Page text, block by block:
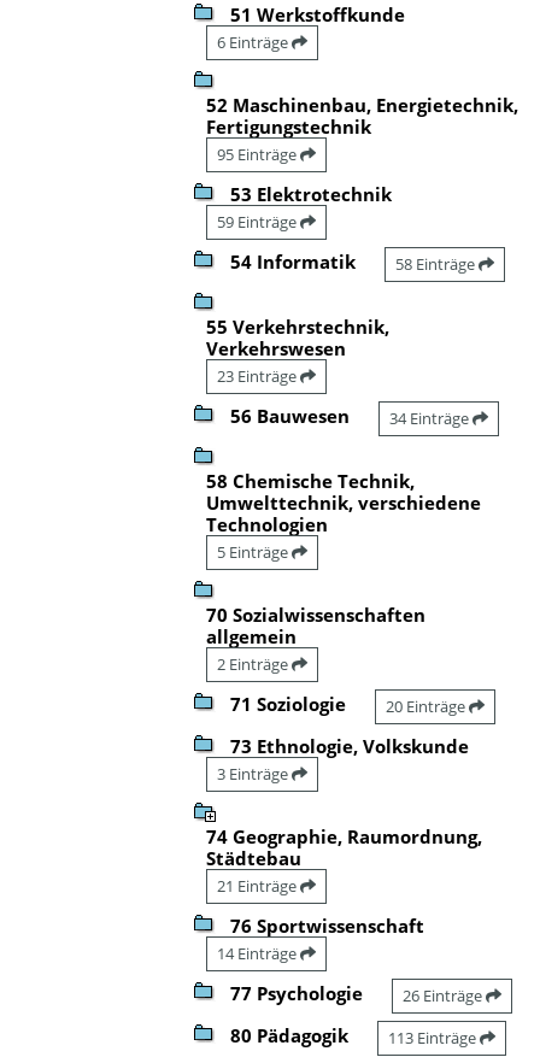
51 Werkstoffkunde
6 Einträge
52 Maschinenbau, Energietechnik,
Fertigungstechnik
95 Einträge
53 Elektrotechnik
59 Einträge
54 Informatik 58 Einträge
55 Verkehrstechnik,
Verkehrswesen
23 Einträge
56 Bauwesen 34 Einträge
58 Chemische Technik,
Umwelttechnik, verschiedene
Technologien
5 Einträge
70 Sozialwissenschaften
allgemein
2 Einträge
71 Soziologie 20 Einträge
73 Ethnologie, Volkskunde
3 Einträge
74 Geographie, Raumordnung,
Städtebau
21 Einträge
76 Sportwissenschaft
14 Einträge
77 Psychologie 26 Einträge
80 Pädagogik 113 Einträge